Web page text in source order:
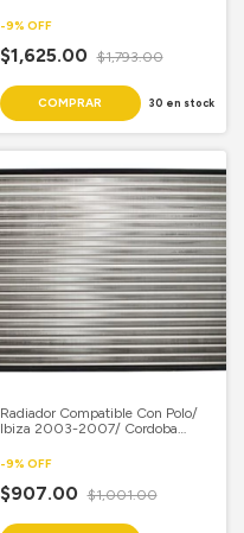
-9% OFF
$1,625.00 $1,793.00
30 en stock
Radiador Compatible Con Polo/
Ibiza 2003-2007/ Cordoba
1/3X 24 4/5 Aluminio Mecanico
-9% OFF
$907.00 $1,001.00